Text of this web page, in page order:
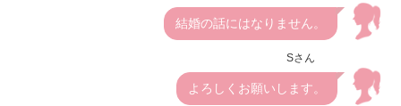
結婚の話にはなりません。
Sさん
よろしくお願いします。